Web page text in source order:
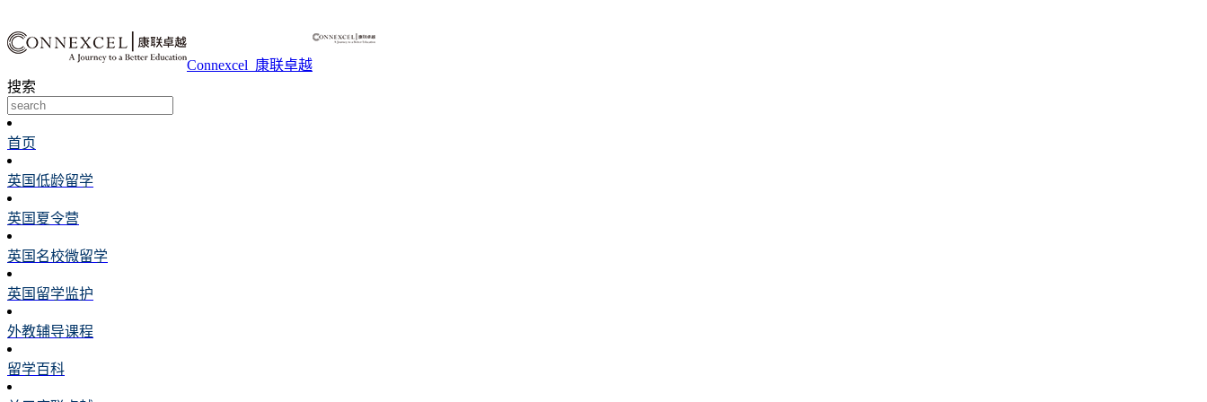
Connexcel_康联卓越
搜索
首页
英国低龄留学
英国夏令营
英国名校微留学
英国留学监护
外教辅导课程
留学百科